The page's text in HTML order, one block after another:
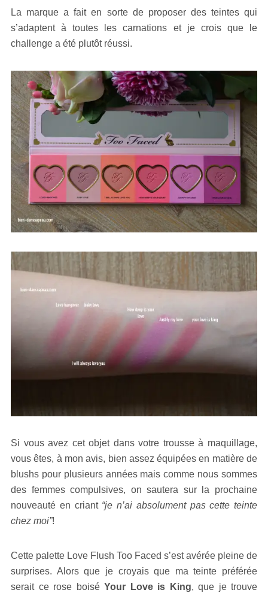
La marque a fait en sorte de proposer des teintes qui
s’adaptent à toutes les carnations et je crois que le
challenge a été plutôt réussi.
Si vous avez cet objet dans votre trousse à maquillage,
vous êtes, à mon avis, bien assez équipées en matière de
blushs pour plusieurs années mais comme nous sommes
des femmes compulsives, on sautera sur la prochaine
nouveauté en criant “je n’ai absolument pas cette teinte
chez moi”!
Cette palette Love Flush Too Faced s’est avérée pleine de
surprises. Alors que je croyais que ma teinte préférée
serait ce rose boisé Your Love is King, que je trouve